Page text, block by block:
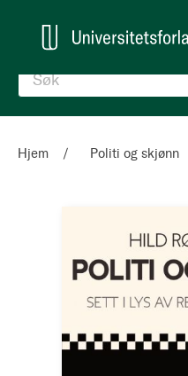
Hjem Politi og skjønn